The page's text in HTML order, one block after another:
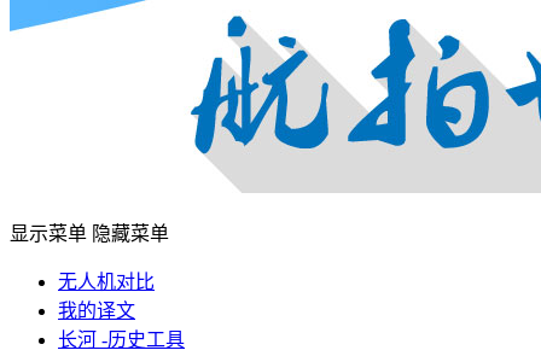
显示菜单 隐藏菜单
无人机对比
我的译文
长河 -历史工具